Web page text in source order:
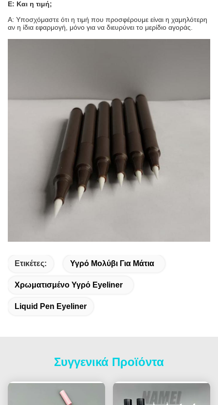
Ε: Και η τιμή;
Α: Υποσχόμαστε ότι η τιμή που προσφέρουμε είναι η χαμηλότερη
αν η ίδια εφαρμογή, μόνο για να διευρύνει το μερίδιο αγοράς.
Ετικέτες: Υγρό Μολύβι Για Μάτια
Χρωματισμένο Υγρό Eyeliner
Liquid Pen Eyeliner
Συγγενικά Προϊόντα